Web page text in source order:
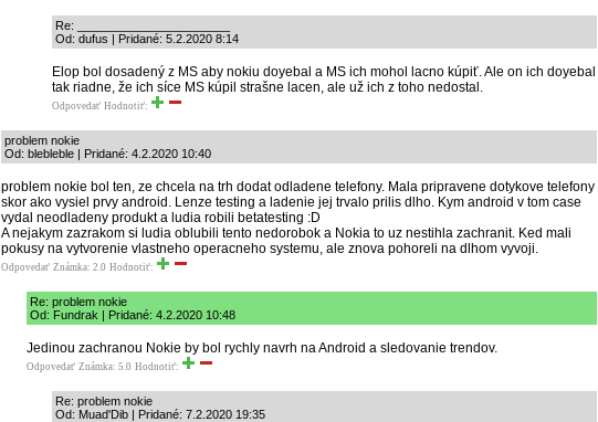
Re: _______________________
Od: dufus | Pridané: 5.2.2020 8:14
Elop bol dosadený z MS aby nokiu doyebal a MS ich mohol lacno kúpiť. Ale on ich doyebal
tak riadne, že ich síce MS kúpil strašne lacen, ale už ich z toho nedostal.
Odpovedať Hodnotiť:
problem nokie
Od: blebleble | Pridané: 4.2.2020 10:40
problem nokie bol ten, ze chcela na trh dodat odladene telefony. Mala pripravene dotykove telefony
skor ako vysiel prvy android. Lenze testing a ladenie jej trvalo prilis dlho. Kym android v tom case
vydal neodladeny produkt a ludia robili betatesting :D
A nejakym zazrakom si ludia oblubili tento nedorobok a Nokia to uz nestihla zachranit. Ked mali
pokusy na vytvorenie vlastneho operacneho systemu, ale znova pohoreli na dlhom vyvoji.
Odpovedať Známka: 2.0 Hodnotiť:
Re: problem nokie
Od: Fundrak | Pridané: 4.2.2020 10:48
Jedinou zachranou Nokie by bol rychly navrh na Android a sledovanie trendov.
Odpovedať Známka: 5.0 Hodnotiť:
Re: problem nokie
Od: Muad'Dib | Pridané: 7.2.2020 19:35